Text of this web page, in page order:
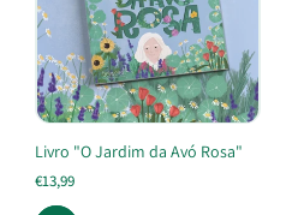
Livro "O Jardim da Avó Rosa"
€13,99